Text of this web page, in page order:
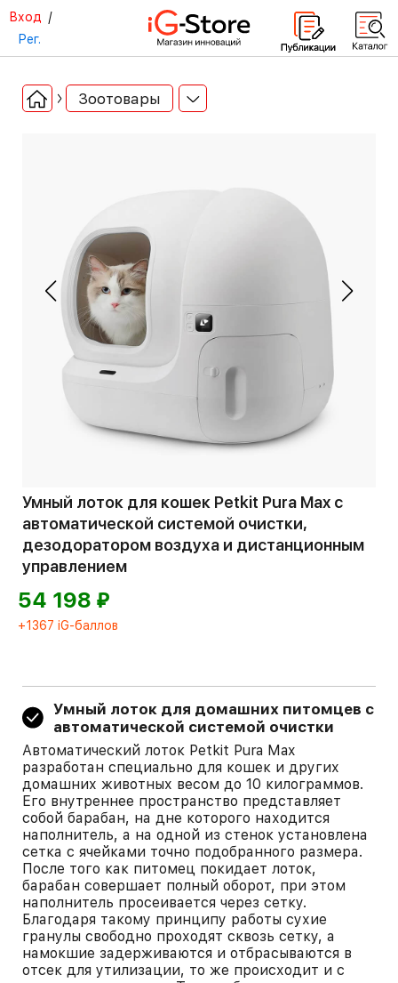
Вход /
Рег.
Зоотовары
Умный лоток для кошек Petkit Pura Max с
автоматической системой очистки,
дезодоратором воздуха и дистанционным
управлением
54 198 ⃏
+1367 iG-баллов
Умный лоток для домашних питомцев с
автоматической системой очистки
Автоматический лоток Petkit Pura Max
разработан специально для кошек и других
домашних животных весом до 10 килограммов.
Его внутреннее пространство представляет
собой барабан, на дне которого находится
наполнитель, а на одной из стенок установлена
сетка с ячейками точно подобранного размера.
После того как питомец покидает лоток,
барабан совершает полный оборот, при этом
наполнитель просеивается через сетку.
Благодаря такому принципу работы сухие
гранулы свободно проходят сквозь сетку, а
намокшие задерживаются и отбрасываются в
отсек для утилизации, то же происходит и с